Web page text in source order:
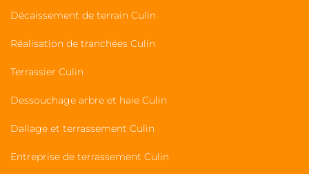
Décaissement de terrain Culin
Réalisation de tranchées Culin
Terrassier Culin
Dessouchage arbre et haie Culin
Dallage et terrassement Culin
Entreprise de terrassement Culin